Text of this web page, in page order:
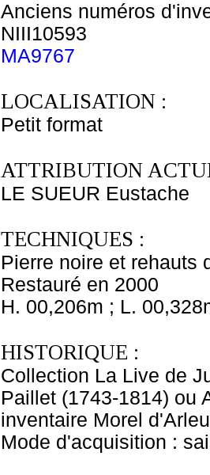
Anciens numéros
NIII10593
MA9767
LOCALISATION :
Petit format
ATTRIBUTION
LE SUEUR Eustache
TECHNIQUES :
Pierre noire et rehauts
Restauré en 2000
H. 00,206m ; L.
HISTORIQUE :
Collection La Live de
Paillet (1743-1814) ou
inventaire Morel
Mode d'acquisition :